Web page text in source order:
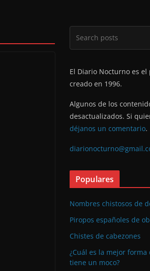
El Diario Nocturno es
creado en 1996.
Algunos de los
desactualizados. Si
déjanos un comentario.
Populares
Nombres chistosos de
Piropos españoles de
Chistes de cabezones
¿Cuál es la mejor
tiene un moco?